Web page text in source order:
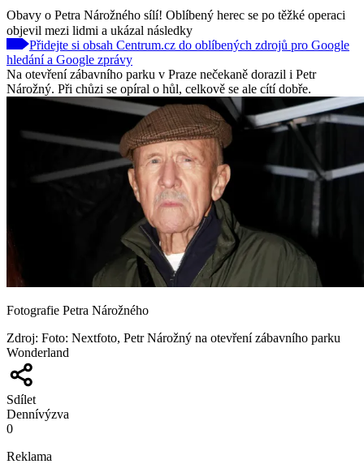
Obavy o Petra Nárožného sílí! Oblíbený herec se po těžké operaci
objevil mezi lidmi a ukázal následky
Přidejte si obsah Centrum.cz do oblíbených zdrojů pro Google
hledání a Google zprávy
Na otevření zábavního parku v Praze nečekaně dorazil i Petr
Nárožný. Při chůzi se opíral o hůl, celkově se ale cítí dobře.
Fotografie Petra Nárožného
Zdroj: Foto: Nextfoto, Petr Nárožný na otevření zábavního parku
Wonderland
Sdílet
Dennívýzva
0
Reklama